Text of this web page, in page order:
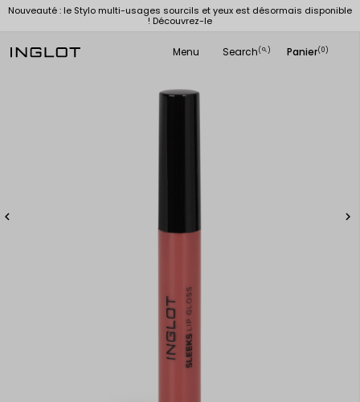
Nouveauté : le Stylo multi-usages sourcils et yeux est désormais disponible
! Découvrez-le
Menu Search(
search ) Panier(0)
 